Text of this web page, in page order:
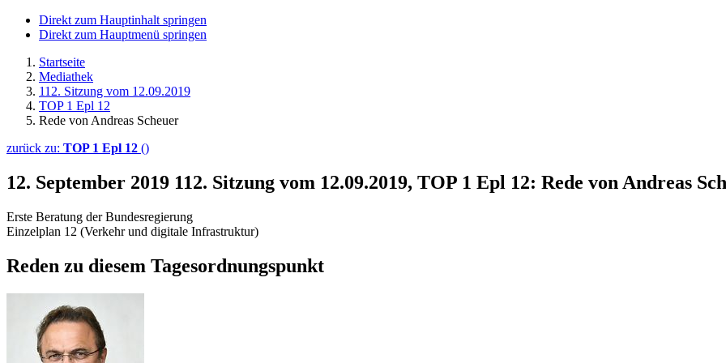
Direkt zum Hauptinhalt springen
Direkt zum Hauptmenü springen
Startseite
Mediathek
112. Sitzung vom 12.09.2019
TOP 1 Epl 12
Rede von Andreas Scheuer
zurück zu: TOP 1 Epl 12 ()
12. September 2019 112. Sitzung vom 12.09.2019, TOP 1 Epl 12: Rede von Andreas
Erste Beratung der Bundesregierung
Einzelplan 12 (Verkehr und digitale Infrastruktur)
Reden zu diesem Tagesordnungspunkt